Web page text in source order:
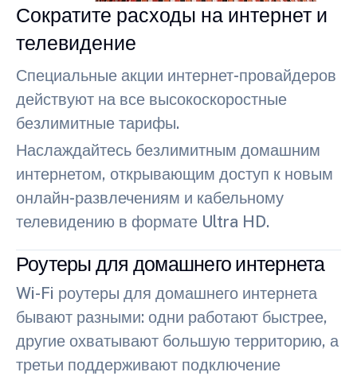
Сократите расходы на интернет и
телевидение
Специальные акции интернет-провайдеров
действуют на все высокоскоростные
безлимитные тарифы.
Наслаждайтесь безлимитным домашним
интернетом, открывающим доступ к новым
онлайн-развлечениям и кабельному
телевидению в формате Ultra HD.
Роутеры для домашнего интернета
Wi-Fi роутеры для домашнего интернета
бывают разными: одни работают быстрее,
другие охватывают большую территорию, а
третьи поддерживают подключение